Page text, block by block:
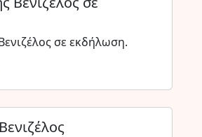
σε εκδήλωση.